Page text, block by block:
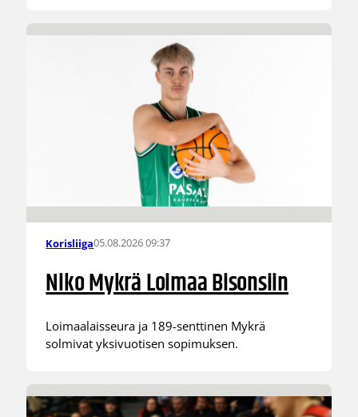
Korisliiga05.08.2026 09:37
Niko Mykrä Loimaa Bisonsiin
Loimaalaisseura ja 189-senttinen Mykrä
solmivat yksivuotisen sopimuksen.